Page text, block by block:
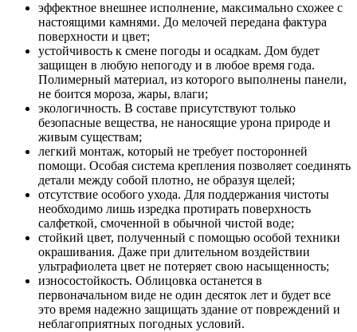
эффектное внешнее исполнение, максимально схожее с
настоящими камнями. До мелочей передана фактура
поверхности и цвет;
устойчивость к смене погоды и осадкам. Дом будет
защищен в любую непогоду и в любое время года.
Полимерный материал, из которого выполнены панели,
не боится мороза, жары, влаги;
экологичность. В составе присутствуют только
безопасные вещества, не наносящие урона природе и
живым существам;
легкий монтаж, который не требует посторонней
помощи. Особая система крепления позволяет соединять
детали между собой плотно, не образуя щелей;
отсутствие особого ухода. Для поддержания чистоты
необходимо лишь изредка протирать поверхность
салфеткой, смоченной в обычной чистой воде;
стойкий цвет, полученный с помощью особой техники
окрашивания. Даже при длительном воздействии
ультрафиолета цвет не потеряет свою насыщенность;
износостойкость. Облицовка останется в
первоначальном виде не один десяток лет и будет все
это время надежно защищать здание от повреждений и
неблагоприятных погодных условий.